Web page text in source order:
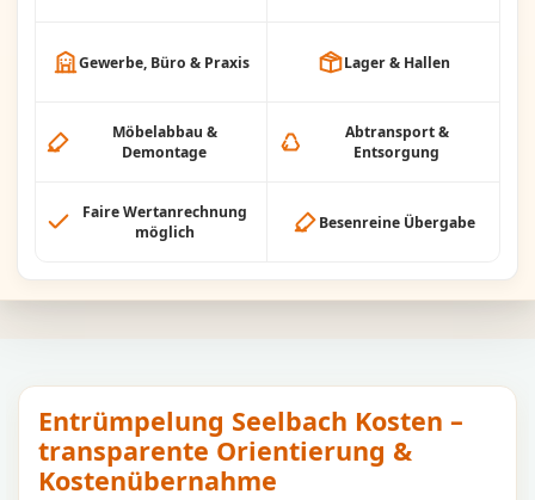
Gewerbe, Büro & Praxis Lager & Hallen
Möbelabbau &
Demontage
Abtransport &
Entsorgung
Faire Wertanrechnung
möglich
Besenreine Übergabe
Entrümpelung Seelbach Kosten –
transparente Orientierung &
Kostenübernahme